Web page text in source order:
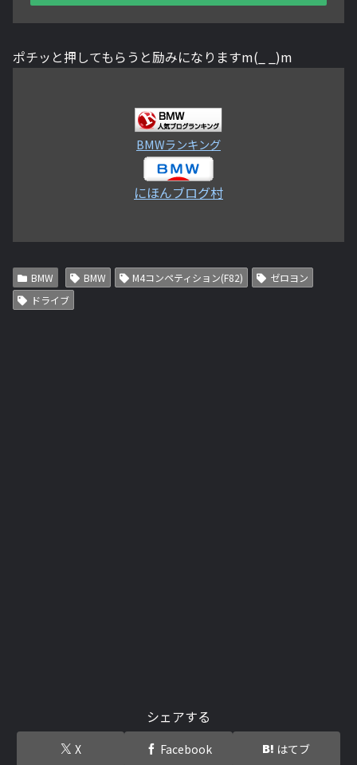
ポチッと押してもらうと励みになりますm(_ _)m
BMWランキング
にほんブログ村
BMW BMW M4コンペティション(F82)
ゼロヨン
ドライブ
シェアする
X Facebook はてブ